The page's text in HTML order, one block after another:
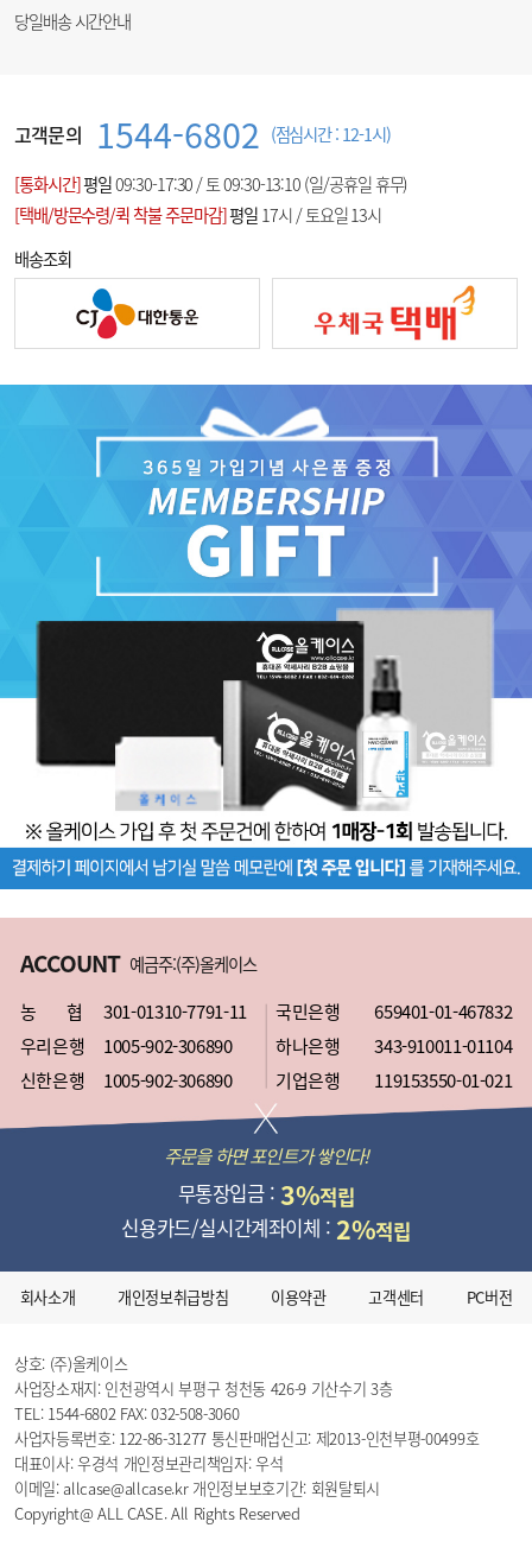
당일배송 시간안내
고객문의 1544-6802 (점심시간 : 12-1시)
[통화시간]평일09:30-17:30 / 토 09:30-13:10 (일/공휴일 휴무)
[택배/방문수령/퀵 착불 주문마감]평일 17시 / 토요일 13시
배송조회
ACCOUNT 예금주:(주)올케이스
농 협
301-01310-7791-11 국민은행
659401-01-467832
우리은행
1005-902-306890 하나은행
343-910011-01104
신한은행
1005-902-306890 기업은행 119153550-01-021
주문을 하면 포인트가 쌓인다!
무통장입금 : 3%적립
신용카드/실시간계좌이체 : 2%적립
회사소개 개인정보취급방침 이용약관 고객센터 PC버전
상호: (주)올케이스
사업장소재지: 인천광역시 부평구 청천동 426-9 기산수기 3층
TEL: 1544-6802 FAX: 032-508-3060
사업자등록번호: 122-86-31277 통신판매업신고: 제2013-인천부평-00499호
대표이사: 우경석 개인정보관리책임자: 우석
이메일: allcase@allcase.kr 개인정보보호기간: 회원탈퇴시
Copyright@ ALL CASE. All Rights Reserved